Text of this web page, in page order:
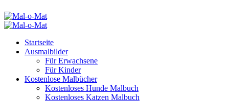
Startseite
Ausmalbilder
Für Erwachsene
Für Kinder
Kostenlose Malbücher
Kostenloses Hunde Malbuch
Kostenloses Katzen Malbuch